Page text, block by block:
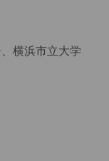
横浜市立大学